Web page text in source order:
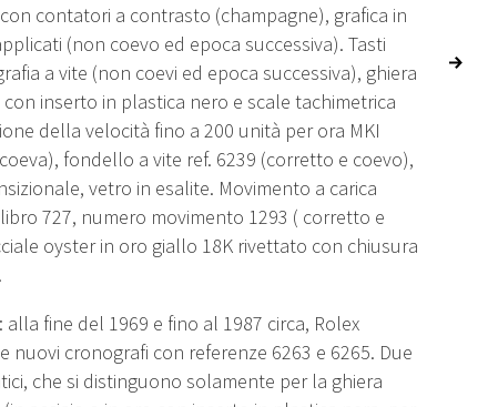
contatori a contrasto (champagne), grafica in
(non coevo ed epoca successiva). Tasti
a vite (non coevi ed epoca successiva), ghiera
inserto in plastica nero e scale tachimetrica
della velocità fino a 200 unità per ora MKI
fondello a vite ref. 6239 (corretto e coevo),
vetro in esalite. Movimento a carica
727, numero movimento 1293 ( corretto e
oyster in oro giallo 18K rivettato con chiusura
alla fine del 1969 e fino al 1987 circa, Rolex
nuovi cronografi con referenze 6263 e 6265. Due
che si distinguono solamente per la ghiera